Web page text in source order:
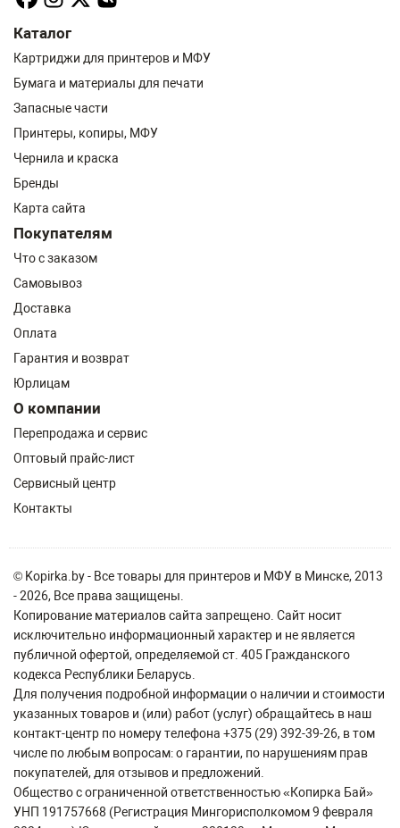
Каталог
Картриджи для принтеров и МФУ
Бумага и материалы для печати
Запасные части
Принтеры, копиры, МФУ
Чернила и краска
Бренды
Карта сайта
Покупателям
Что с заказом
Самовывоз
Доставка
Оплата
Гарантия и возврат
Юрлицам
О компании
Перепродажа и сервис
Оптовый прайс-лист
Сервисный центр
Контакты
© Kopirka.by - Все товары для принтеров и МФУ в Минске, 2013
- 2026, Все права защищены.
Копирование материалов сайта запрещено. Сайт носит
исключительно информационный характер и не является
публичной офертой, определяемой ст. 405 Гражданского
кодекса Республики Беларусь.
Для получения подробной информации о наличии и стоимости
указанных товаров и (или) работ (услуг) обращайтесь в наш
контакт-центр по номеру телефона +375 (29) 392-39-26, в том
числе по любым вопросам: о гарантии, по нарушениям прав
покупателей, для отзывов и предложений.
Общество с ограниченной ответственностью «Копирка Бай»
УНП 191757668 (Регистрация Мингорисполкомом 9 февраля